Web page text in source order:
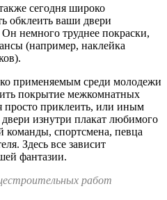
сегодня широко
обклеить ваши двери
немного труднее покраски,
(например, наклейка
применяемым среди молодежи
покрытие межкомнатных
просто приклеить, или иным
изнутри плакат любимого
команды, спортсмена, певца
Здесь все зависит
фантазии.
работ